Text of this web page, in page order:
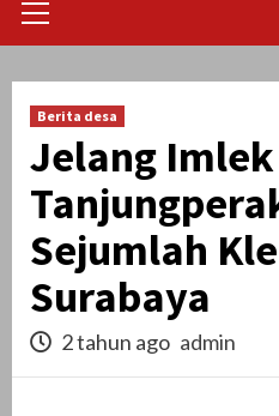
Menu
Berita desa
Jelang
Sejumlah
Surabaya
2 tahun ago admin